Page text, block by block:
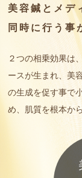
美容鍼とメデ
同時に行う事
２つの相乗効果は
ースが生まれ、美
の生成を促す事で
め、肌質を根本か